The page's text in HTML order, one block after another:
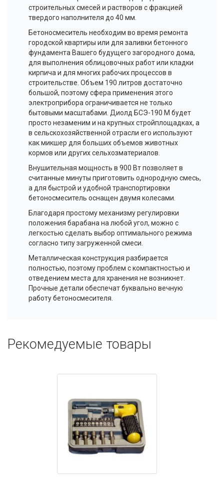
строительных смесей и растворов с фракцией
твердого наполнителя до 40 мм.
Бетоносмеситель необходим во время ремонта
городской квартиры или для заливки бетонного
фундамента Вашего будущего загородного дома,
для выполнения облицовочных работ или кладки
кирпича и для многих рабочих процессов в
строительстве. Объем 190 литров достаточно
большой, поэтому сфера применения этого
электроприбора ограничивается не только
бытовыми масштабами. Диолд БСЭ-190 М будет
просто незаменим и на крупных стройплощадках, а
в сельскохозяйственной отрасли его используют
как микшер для больших объемов животных
кормов или другихсельхозматериалов
Внушительная мощность в 900 Вт позволяет в
считанные минуты приготовить однородную смесь,
а для быстрой и удобной транспортировки
бетоносмеситель оснащен двумя колесами.
Благодаря простому механизму регулировки
положения барабана на любой угол, можно с
легкостью сделать выбор оптимального режима
согласно типу загруженной смеси.
Металлическая конструкция разбирается
полностью, поэтому проблем с компактностью и
отведением места для хранения не возникнет.
Прочные детали обеспечат буквально вечную
работу бетоносмесителя.
Рекомедуемые товары